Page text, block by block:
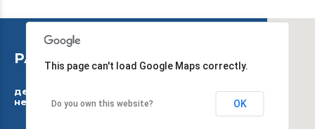
This page can't load Google Maps correctly.
Do you own this website? OK
РАБОТНО ВРЕМЕ
дежурниот тим работи 24 часа, 7 дена во
неделата